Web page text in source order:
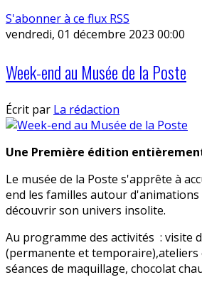
S'abonner à ce flux RSS
vendredi, 01 décembre 2023 00:00
Week-end au Musée de la Poste
Écrit par La rédaction
Une Première édition
Le musée de la Poste s'apprête à
end les familles autour
découvrir son univers insolite.
Au programme des activités : visite
(permanente et temporaire),ateliers
séances de maquillage, chocolat